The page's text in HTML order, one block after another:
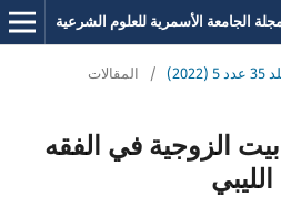
الجامعة الأسمرية للعلوم الشرعية
(2022)
/ المقالات
الزوجية في الفقه